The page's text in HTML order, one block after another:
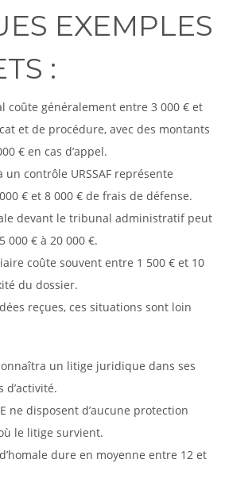
EXEMPLES
:
coûte généralement entre 3 000 € et
et de procédure, avec des montants
€ en cas d’appel.
contrôle URSSAF représente
€ et 8 000 € de frais de défense.
devant le tribunal administratif peut
€ à 20 000 €.
coûte souvent entre 1 500 € et 10
du dossier.
reçues, ces situations sont loin
un litige juridique dans ses
ne disposent d’aucune protection
le litige survient.
dure en moyenne entre 12 et